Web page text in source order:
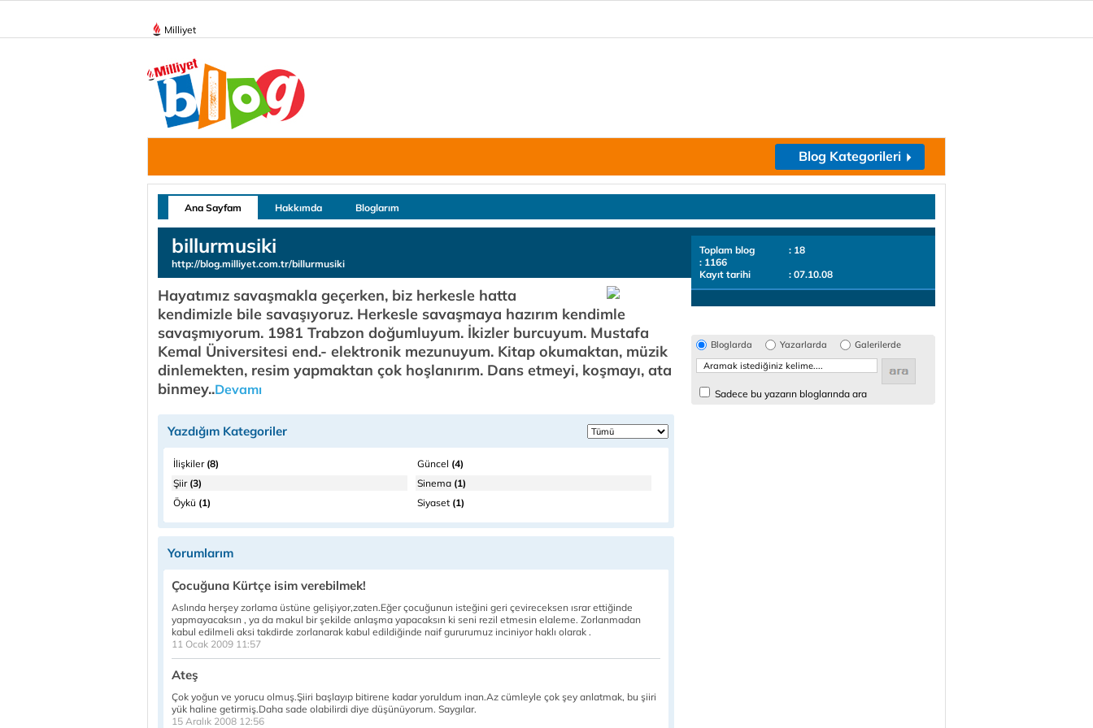
Milliyet
Blog Kategorileri
Ana Sayfam Hakkımda Bloglarım
billurmusiki
http://blog.milliyet.com.tr/billurmusiki
Hayatımız savaşmakla geçerken, biz herkesle hatta
kendimizle bile savaşıyoruz. Herkesle savaşmaya hazırım kendimle
savaşmıyorum. 1981 Trabzon doğumluyum. İkizler burcuyum. Mustafa
Kemal Üniversitesi end.- elektronik mezunuyum. Kitap okumaktan, müzik
dinlemekten, resim yapmaktan çok hoşlanırım. Dans etmeyi, koşmayı, ata
binmey..Devamı
Yazdığım Kategoriler
İlişkiler(8) Güncel (4)
Şiir(3) Sinema (1)
Öykü (1) Siyaset (1)
Yorumlarım
Çocuğuna Kürtçe isim verebilmek!
Aslında herşey zorlama üstüne gelişiyor,zaten.Eğer çocuğunun isteğini geri çevireceksen ısrar ettiğinde
yapmayacaksın , ya da makul bir şekilde anlaşma yapacaksın ki seni rezil etmesin elaleme. Zorlanmadan
kabul edilmeli aksi takdirde zorlanarak kabul edildiğinde naif gururumuz inciniyor haklı olarak .
11 Ocak 2009 11:57
Ateş
Çok yoğun ve yorucu olmuş.Şiiri başlayıp bitirene kadar yoruldum inan.Az cümleyle çok şey anlatmak, bu şiiri
yük haline getirmiş.Daha sade olabilirdi diye düşünüyorum. Saygılar.
15 Aralık 2008 12:56
Toplam blog
: 18
: 1166
Kayıt tarihi
: 07.10.08
Bloglarda Yazarlarda Galerilerde
Sadece bu yazarın bloglarında ara